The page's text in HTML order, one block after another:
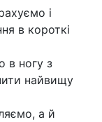
і
в короткі
в ногу з
найвищу
а й